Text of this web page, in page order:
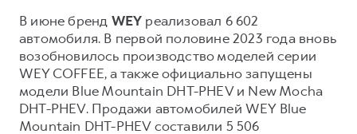
В июне бренд WEY реализовал 6 602
автомобиля. В первой половине 2023 года вновь
возобновилось производство моделей серии
WEY COFFEE, а также официально запущены
модели Blue Mountain DHT-PHEV и New Mocha
DHT-PHEV. Продажи автомобилей WEY Blue
Mountain DHT-PHEV составили 5 506